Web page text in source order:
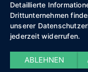
Detaillierte
Drittunternehmen
unserer
jederzeit widerrufen.
ABLEHNEN